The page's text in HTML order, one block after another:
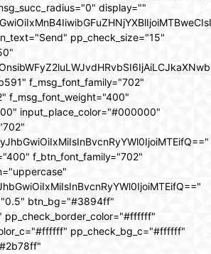
display=""
pp_check_size="15"
f_msg_font_family="702"
f_msg_font_weight="400"
input_place_color="#000000"
f_btn_font_family="702"
btn_bg="#3894ff"
pp_check_border_color="#ffffff"
pp_check_bg_c="#ffffff"